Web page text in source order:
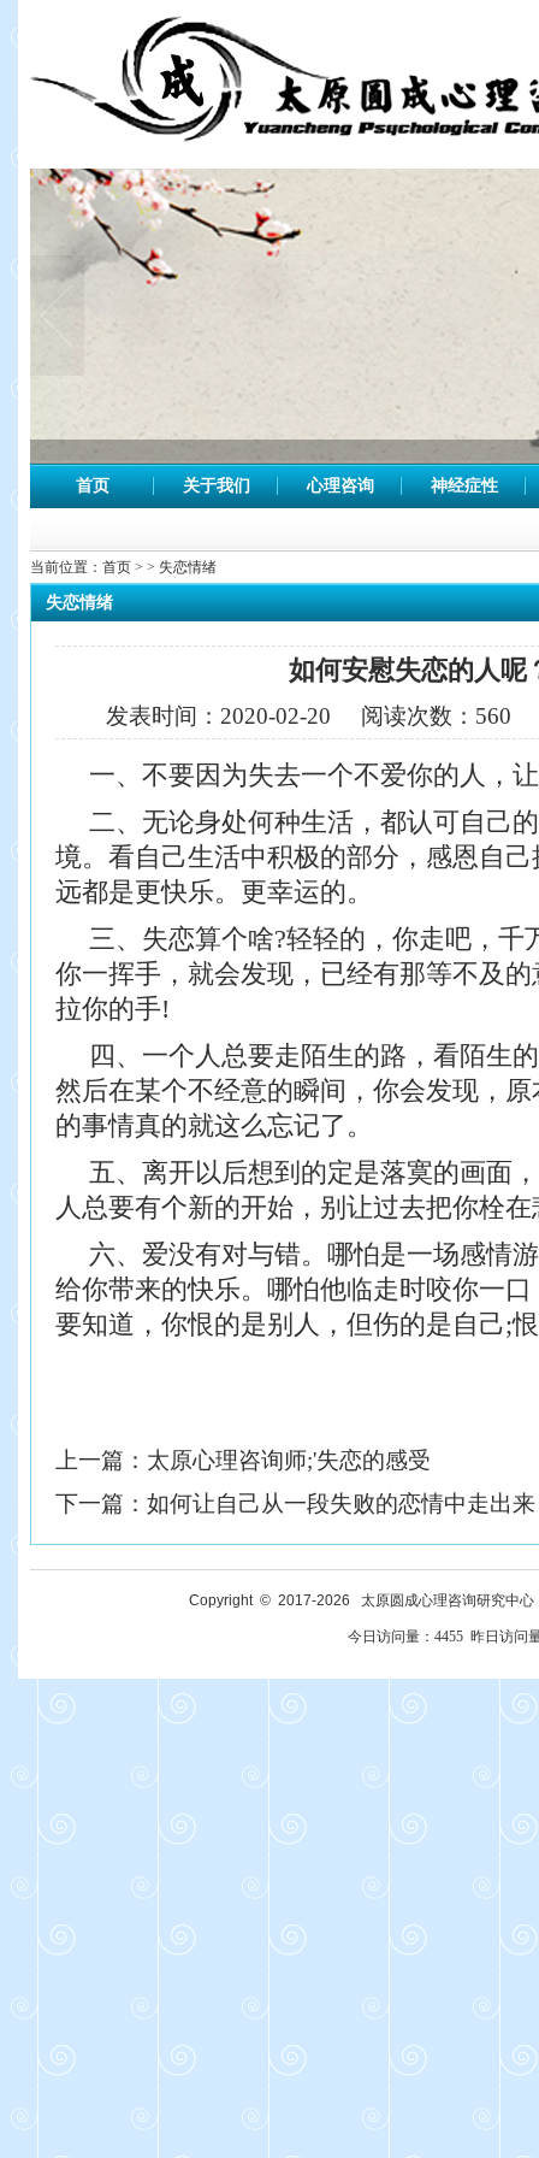
首页 关于我们 心理咨询 神经症性
当前位置： 首页 > > 失恋情绪
失恋情绪
如何安慰失恋的人呢
发表时间： 2020-02-20 阅读次数： 560
一、不要因为失去一个不爱你的人，
二、无论身处何种生活，都认可自己
境。看自己生活中积极的部分，感恩自
远都是更快乐。更幸运的。
三、失恋算个啥?轻轻的，你走吧，千
你一挥手，就会发现，已经有那等不及
拉你的手!
四、一个人总要走陌生的路，看陌生
然后在某个不经意的瞬间，你会发现，
的事情真的就这么忘记了。
五、离开以后想到的定是落寞的画面
人总要有个新的开始，别让过去把你栓
六、爱没有对与错。哪怕是一场感情
给你带来的快乐。哪怕他临走时咬你一
要知道，你恨的是别人，但伤的是自己;
上一篇： 太原心理咨询师;'失恋的感受
下一篇： 如何让自己从一段失败的恋情中走出
Copyright © 2017-2026 太原圆成心理咨询研究中
今日访问量： 4455 昨日访问